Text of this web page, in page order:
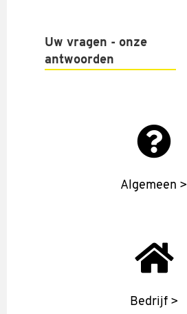
Uw vragen - onze
antwoorden
Algemeen >
Bedrijf >